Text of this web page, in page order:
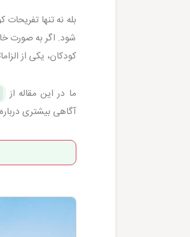
بله نه تنها
شود. اگر به صورت
کودکان، یکی از
ما در این مقاله از
آگاهی بیشتری